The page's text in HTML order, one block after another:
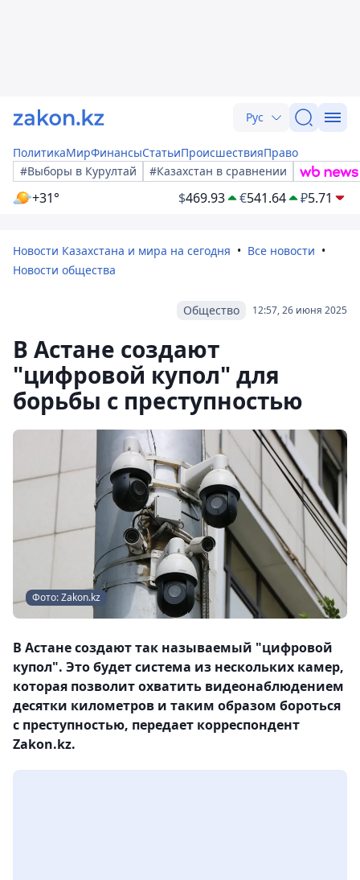
Рус
ПолитикаМирФинансыСтатьиПроисшествияПраво
#Выборы в Курултай
#Казахстан в сравнении
+31° $469.93 €541.64 ₽5.71
Новости Казахстана и мира на сегодня
Все новости
Новости общества
12:57, 26 июня 2025
Общество
В Астане создают
"цифровой купол" для
борьбы с преступностью
Фото: Zakon.kz
В Астане создают так называемый "цифровой
купол". Это будет система из нескольких камер,
которая позволит охватить видеонаблюдением
десятки километров и таким образом бороться
с преступностью, передает корреспондент
Zakon.kz.